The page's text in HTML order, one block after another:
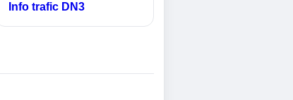
Info trafic DN3